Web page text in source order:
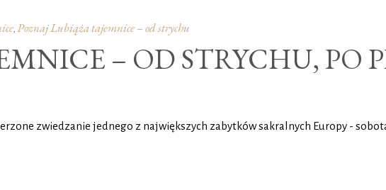
, Poznaj Lubiąża tajemnice – od strychu
– OD STRYCHU, PO
zwiedzanie jednego z największych zabytków sakralnych Europy -